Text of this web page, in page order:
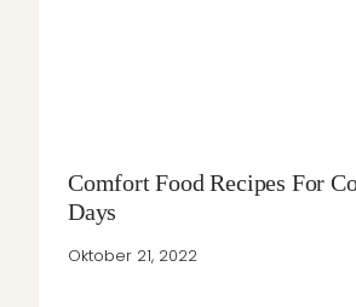
Comfort Food Recipes For
Days
Oktober 21, 2022